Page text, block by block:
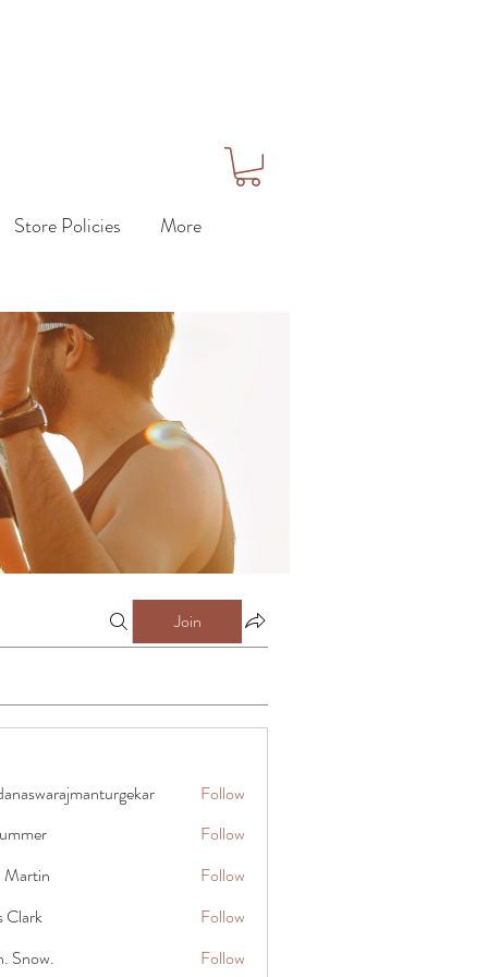
Store Policies More
Join
Follow
Follow
Martin
Follow
Clark
Follow
Snow.
Follow